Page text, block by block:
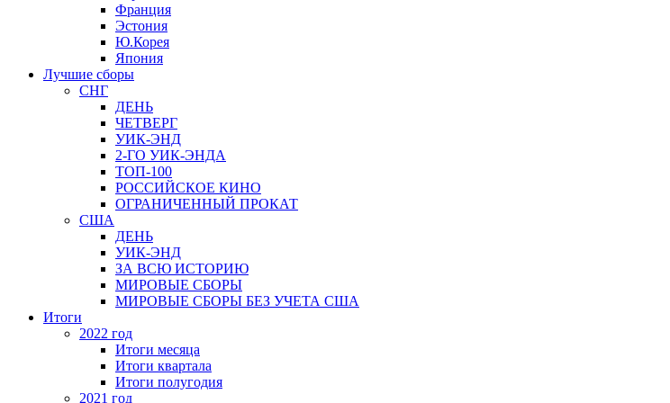
Франция
Эстония
Ю.Корея
Япония
Лучшие сборы
СНГ
ДЕНЬ
ЧЕТВЕРГ
УИК-ЭНД
2-ГО УИК-ЭНДА
ТОП-100
РОССИЙСКОЕ КИНО
ОГРАНИЧЕННЫЙ ПРОКАТ
США
ДЕНЬ
УИК-ЭНД
ЗА ВСЮ ИСТОРИЮ
МИРОВЫЕ СБОРЫ
МИРОВЫЕ СБОРЫ БЕЗ УЧЕТА США
Итоги
2022 год
Итоги месяца
Итоги квартала
Итоги полугодия
2021 год